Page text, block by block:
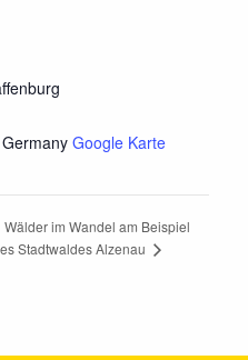
Germany Google Karte
Wälder im Wandel am Beispiel
Stadtwaldes Alzenau